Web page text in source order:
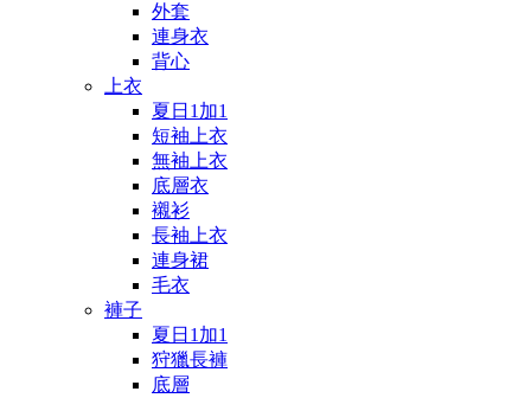
外套
連身衣
背心
上衣
夏日1加1
短袖上衣
無袖上衣
底層衣
襯衫
長袖上衣
連身裙
毛衣
褲子
夏日1加1
狩獵長褲
底層